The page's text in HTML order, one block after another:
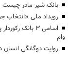
بانک شیر مادر چیست
رویداد ملی «انتخاب جوان سال
اسامی ۳ بانک
وام
روایت دوگانگی انسان